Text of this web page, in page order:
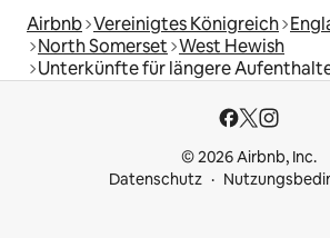
Airbnb Vereinigtes Königreich
North Somerset West Hewish
Unterkünfte für längere
© 2026 Airbnb, Inc.
Datenschutz